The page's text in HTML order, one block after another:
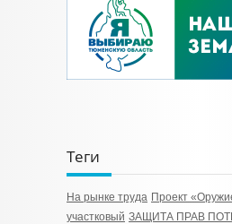
Теги
На рынке труда Проект
участковый ЗАЩИТА ПРАВ